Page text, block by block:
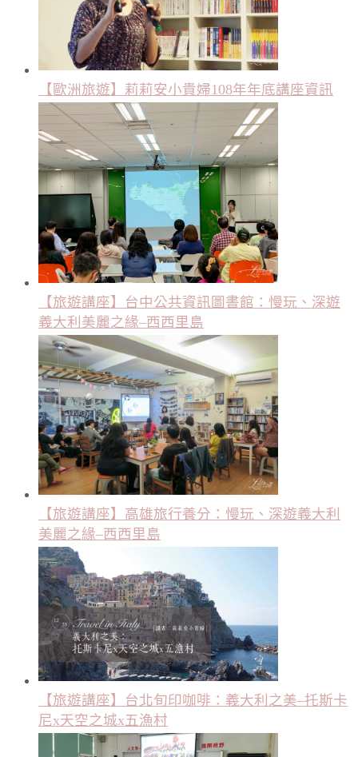
【歐洲旅遊】莉莉安小貴婦108年年底講座資訊
【旅遊講座】台中公共資訊圖書館：慢玩、深遊
義大利美麗之緣–西西里島
【旅遊講座】高雄旅行養分：慢玩、深遊義大利
美麗之緣–西西里島
【旅遊講座】台北旬印咖啡：義大利之美–托斯卡
尼x天空之城x五漁村